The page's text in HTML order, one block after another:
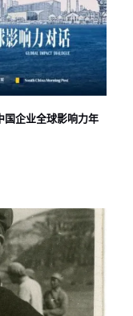
企业全球影响力年